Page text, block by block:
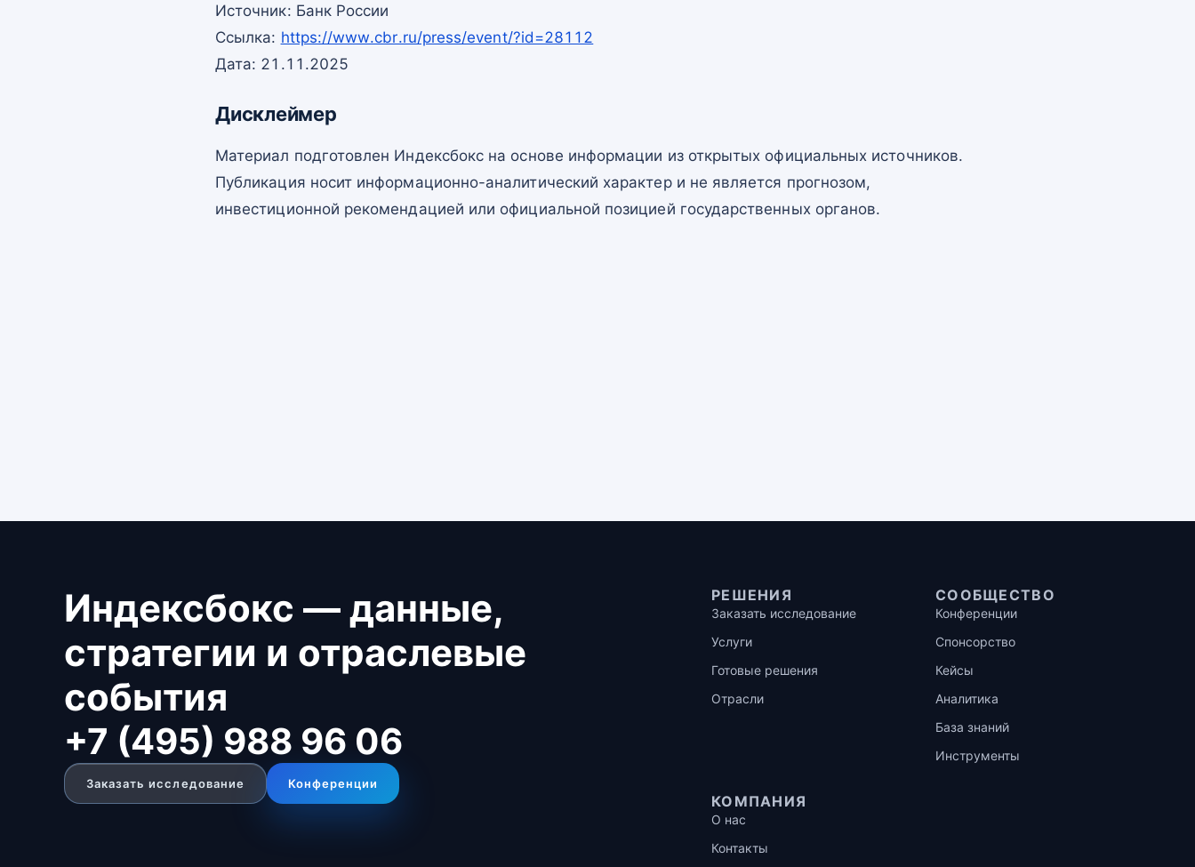
Источник: Банк России
Ссылка: https://www.cbr.ru/press/event/?id=28112
Дата: 21.11.2025
Дисклеймер
Материал подготовлен Индексбокс на основе информации из открытых официальных источников.
Публикация носит информационно-аналитический характер и не является прогнозом,
инвестиционной рекомендацией или официальной позицией государственных органов.
Индексбокс — данные,
стратегии и отраслевые
события
+7 (495) 988 96 06
Заказать исследование Конференции
РЕШЕНИЯ
Заказать исследование
Услуги
Готовые решения
Отрасли
СООБЩЕСТВО
Конференции
Спонсорство
Кейсы
Аналитика
База знаний
Инструменты
КОМПАНИЯ
О нас
Контакты